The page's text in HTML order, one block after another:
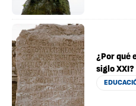
¿Por qué
siglo XXI?